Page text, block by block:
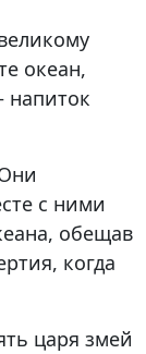
океан,
напиток
с ними
обещав
когда
царя змей